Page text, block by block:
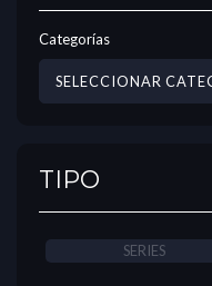
Categorías
TIPO
SERIES